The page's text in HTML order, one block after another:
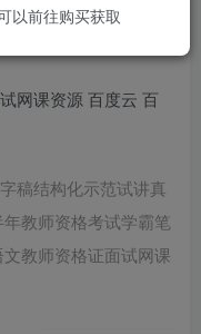
网课资源 百度云 百
稿结构化示范试讲真
教师资格考试学霸笔
教师资格证面试网课
以前往购买获取